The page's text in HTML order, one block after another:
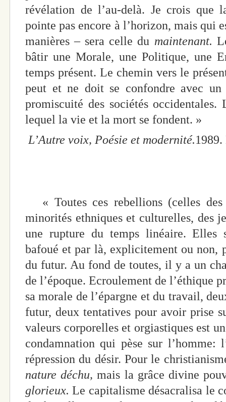
révélation de l’au-delà. Je crois
pointe pas encore à l’horizon, mais qui
manières – sera celle du maintenant.
bâtir une Morale, une Politique, une
temps présent. Le chemin vers le
peut et ne doit se confondre avec
promiscuité des sociétés
lequel la vie et la mort se fondent. »
L’Autre voix, Poésie et modernité.1989.
« Toutes ces rebellions (celles des
minorités ethniques et culturelles, des
une rupture du temps linéaire. Elles
bafoué et par là, explicitement ou non,
du futur. Au fond de toutes, il y a un
de l’époque. Ecroulement de l’éthique
sa morale de l’épargne et du travail,
futur, deux tentatives pour avoir prise
valeurs corporelles et orgiastiques est
condamnation qui pèse sur
répression du désir. Pour le
nature déchu,mais la grâce divine
glorieux.Le capitalisme désacralisa le